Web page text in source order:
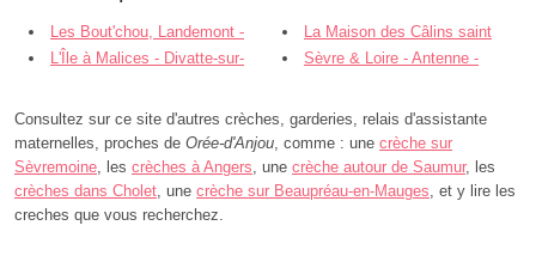
Les Bout'chou, Landemont -
Orée-d'Anjou
La Maison des Câlins saint
Laurent des Autels - Orée-d'Anjou
L'Île à Malices - Divatte-sur-
Sèvre & Loire - Antenne -
Consultez sur ce site d'autres crèches, garderies, relais d'assistante
maternelles, proches de Orée-d'Anjou, comme : une crèche sur
Sèvremoine, les crèches à Angers, une crèche autour de Saumur, les
crèches dans Cholet, une crèche sur Beaupréau-en-Mauges, et y lire les
creches que vous recherchez.